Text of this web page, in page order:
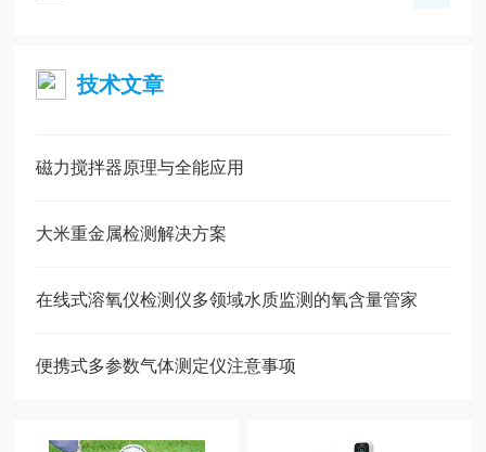
技术文章
磁力搅拌器原理与全能应用
大米重金属检测解决方案
在线式溶氧仪检测仪多领域水质监测的氧含量管家
便携式多参数气体测定仪注意事项